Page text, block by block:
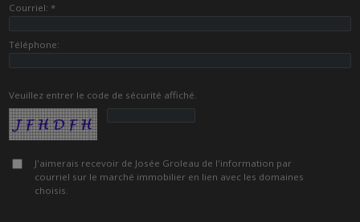
Courriel: *
Téléphone:
Veuillez entrer le code de sécurité affiché.
J'aimerais recevoir de Josée Groleau de l'information par
courriel sur le marché immobilier en lien avec les domaines
choisis.